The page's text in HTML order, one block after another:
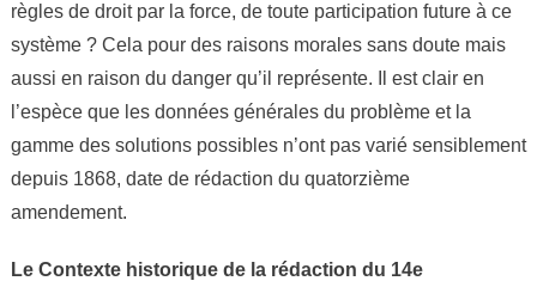
règles de droit par la force, de toute participation future à ce
système ? Cela pour des raisons morales sans doute mais
aussi en raison du danger qu’il représente. Il est clair en
l’espèce que les données générales du problème et la
gamme des solutions possibles n’ont pas varié sensiblement
depuis 1868, date de rédaction du quatorzième
amendement.
Le Contexte historique de la rédaction du 14e